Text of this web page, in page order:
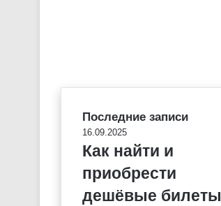
Последние записи
16.09.2025
Как найти и
приобрести
дешёвые билеты